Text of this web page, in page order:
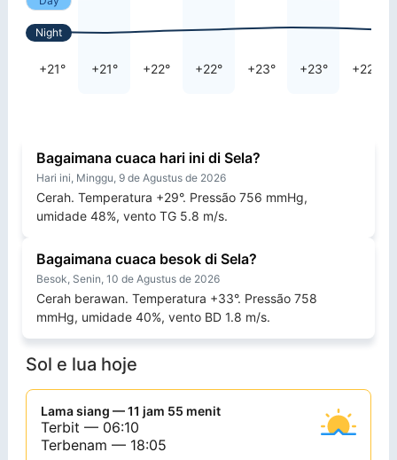
+21° +21° +22° +22° +23° +23° +22°
Night
Bagaimana cuaca hari ini di Sela?
Hari ini, Minggu, 9 de Agustus de 2026
Cerah. Temperatura +29°. Pressão 756 mmHg,
umidade 48%, vento TG 5.8 m/s.
Bagaimana cuaca besok di Sela?
Besok, Senin, 10 de Agustus de 2026
Cerah berawan. Temperatura +33°. Pressão 758
mmHg, umidade 40%, vento BD 1.8 m/s.
Sol e lua hoje
Lama siang — 11 jam 55 menit
Terbit — 06:10
Terbenam — 18:05